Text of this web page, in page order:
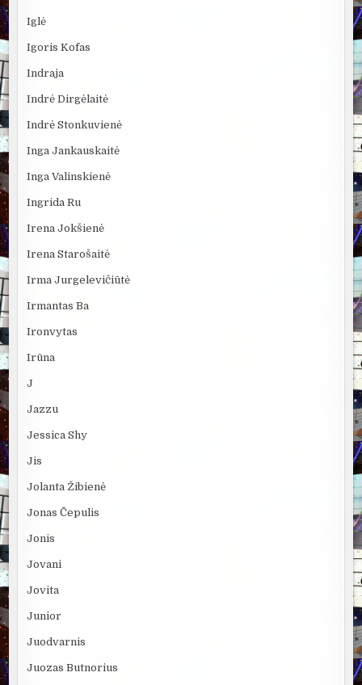
Iglė
Igoris Kofas
Indraja
Indrė Dirgėlaitė
Indrė Stonkuvienė
Inga Jankauskaitė
Inga Valinskienė
Ingrida Ru
Irena Jokšienė
Irena Starošaitė
Irma Jurgelevičiūtė
Irmantas Ba
Ironvytas
Irūna
J
Jazzu
Jessica Shy
Jis
Jolanta Žibienė
Jonas Čepulis
Jonis
Jovani
Jovita
Junior
Juodvarnis
Juozas Butnorius